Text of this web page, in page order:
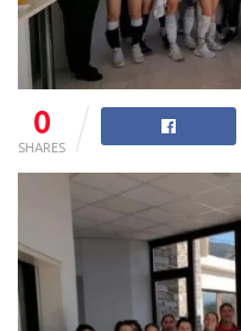
0
SHARES